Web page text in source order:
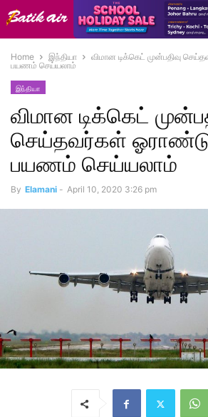
Home இந்தியா
விமான டிக்கெட் முன்பதிவு
பயணம் செய்யலாம்
இந்தியா
விமான டிக்கெட்
செய்தவர்கள்
பயணம் செய்யலாம்
By Elamani - April 10, 2020 3:26 pm